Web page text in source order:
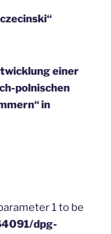
einer
polnischen
in
1 to be
dpg-